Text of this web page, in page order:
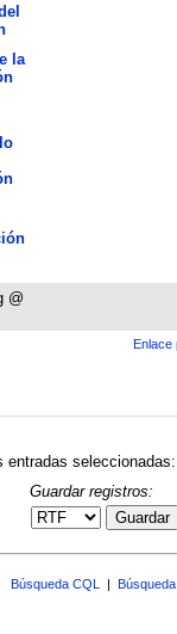
la
@
Enlace
entradas seleccionadas:
Guardar registros:
Guardar
Búsqueda CQL